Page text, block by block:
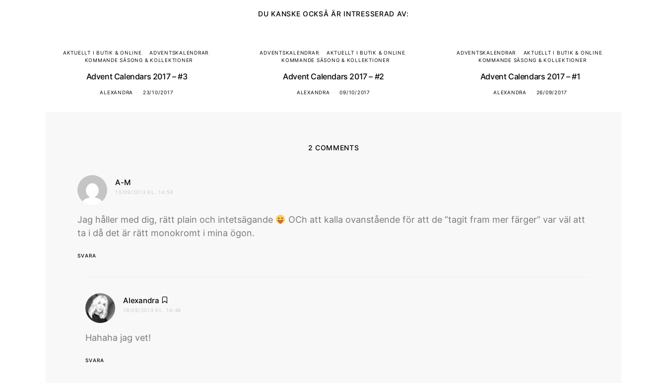
DU KANSKE OCKSÅ ÄR INTRESSERAD AV:
AKTUELLT I BUTIK & ONLINE
ADVENTSKALENDRAR
KOMMANDE SÄSONG & KOLLEKTIONER
Advent Calendars 2017 – #3
ALEXANDRA 23/10/2017
ADVENTSKALENDRAR
AKTUELLT I BUTIK & ONLINE
KOMMANDE SÄSONG & KOLLEKTIONER
Advent Calendars 2017 – #2
ALEXANDRA 09/10/2017
ADVENTSKALENDRAR
AKTUELLT I BUTIK & ONLINE
KOMMANDE SÄSONG & KOLLEKTIONER
Advent Calendars 2017 – #1
ALEXANDRA 26/09/2017
2 COMMENTS
A-Mskriver:
13/09/2013 KL. 14:54
Jag håller med dig, rätt plain och intetsägande
OCh att kalla ovanstående för att de ”tagit fram mer färger” var väl att
ta i då det är rätt monokromt i mina ögon.
SVARA
Alexandra
18/09/2013 KL. 14:46
Hahaha jag vet!
SVARA